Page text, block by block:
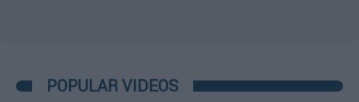
POPULAR VIDEOS